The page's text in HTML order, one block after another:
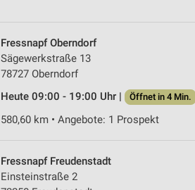
Fressnapf Oberndorf
Sägewerkstraße 13
78727 Oberndorf
Heute 09:00 - 19:00 Uhr |
Öffnet in 4 Min.
580,60 km • Angebote: 1 Prospekt
Fressnapf Freudenstadt
Einsteinstraße 2